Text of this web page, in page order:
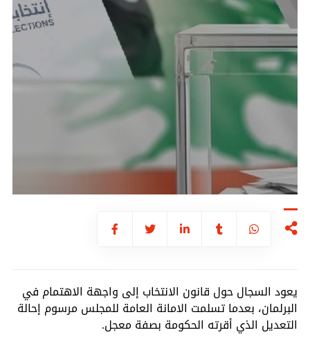
يعود السجال حول قانون الانتخاب إلى واجهة الاهتمام في
البرلمان، بعدما تسلمت الامانة العامة للمجلس مرسوم إحالة
التعديل الذي أقرته الحكومة بصفة معجل.